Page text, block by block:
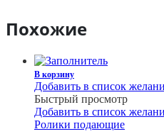
Похожие
В корзину
Добавить в список
Быстрый просмотр
Добавить в список
Ролики подающие